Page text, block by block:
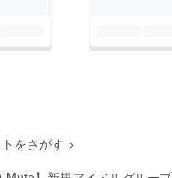
をさがす >